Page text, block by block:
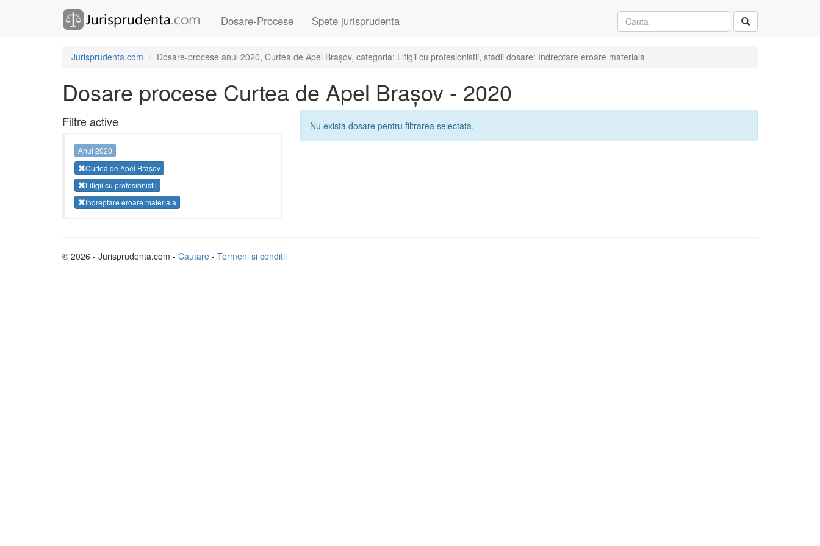
Dosare-Procese Spete jurisprudenta
Jurisprudenta.com Dosare-procese anul 2020, Curtea de Apel Brașov, categoria: Litigii cu profesionistii, stadii dosare: Indreptare eroare materiala
Dosare procese Curtea de Apel Brașov - 2020
Filtre active
Anul 2020
Curtea de Apel Brașov
Litigii cu profesionistii
Indreptare eroare materiala
Nu exista dosare pentru filtrarea selectata.
© 2026 - Jurisprudenta.com - Cautare - Termeni si conditii